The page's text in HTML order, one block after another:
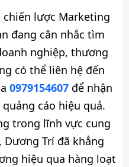
lược Marketing
đang cân nhắc tìm
nghiệp, thương
có thể liên hệ đến
0979154607 để nhận
cáo hiệu quả.
trong lĩnh vực cung
Dương Trí đã khẳng
hiệu qua hàng loạt